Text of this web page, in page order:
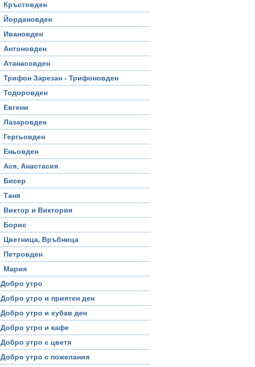
Кръстовден
Йордановден
Ивановден
Антоновден
Атанасовден
Трифон Зарезан - Трифоновден
Тодоровден
Евгени
Лазаровден
Гергьовден
Еньовден
Ася, Анастасия
Бисер
Таня
Виктор и Виктория
Борис
Цветница, Връбница
Петровден
Мария
Добро утро
Добро утро и приятен ден
Добро утро и хубав ден
Добро утро и кафе
Добро утро с цветя
Добро утро с пожелания